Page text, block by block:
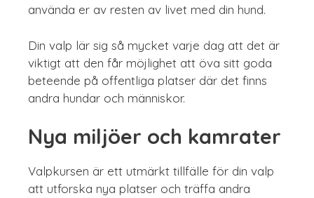
använda er av resten av livet med din hund.
Din valp lär sig så mycket varje dag att det är
viktigt att den får möjlighet att öva sitt goda
beteende på offentliga platser där det finns
andra hundar och människor.
Nya miljöer och kamrater
Valpkursen är ett utmärkt tillfälle för din valp
att utforska nya platser och träffa andra